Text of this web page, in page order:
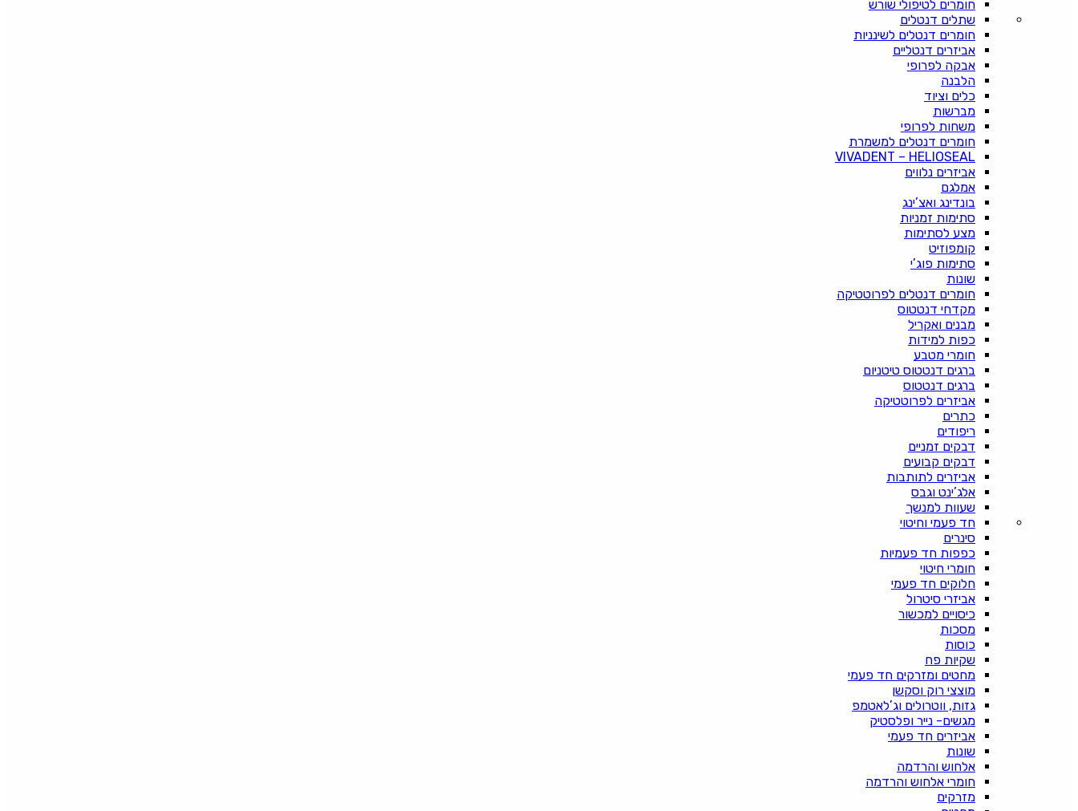
חומרים לטיפולי שורש
שתלים דנטלים
חומרים דנטלים לשינניות
אביזרים דנטליים
אבקה לפרופי
הלבנה
כלים וציוד
מברשות
משחות לפרופי
חומרים דנטלים למשמרת
VIVADENT – HELIOSEAL
אביזרים נלווים
אמלגם
בונדינג ואצ’ינג
סתימות זמניות
מצע לסתימות
קומפוזיט
סתימות פוג’י
שונות
חומרים דנטלים לפרוטטיקה
מקדחי דנטטוס
מבנים ואקריל
כפות למידות
חומרי מטבע
ברגים דנטטוס טיטניום
ברגים דנטטוס
אביזרים לפרוטטיקה
כתרים
ריפודים
דבקים זמניים
דבקים קבועים
אביזרים לתותבות
אלג’ינט וגבס
שעוות למנשך
חד פעמי וחיטוי
סינרים
כפפות חד פעמיות
חומרי חיטוי
חלוקים חד פעמי
אביזרי סיטרול
כיסויים למכשור
מסכות
כוסות
שקיות פח
מחטים ומזרקים חד פעמי
מוצצי רוק וסקשן
גזות, ווטרולים וג’לאטמפ
מגשים- נייר ופלסטיק
אביזרים חד פעמי
שונות
אלחוש והרדמה
חומרי אלחוש והרדמה
מזרקים